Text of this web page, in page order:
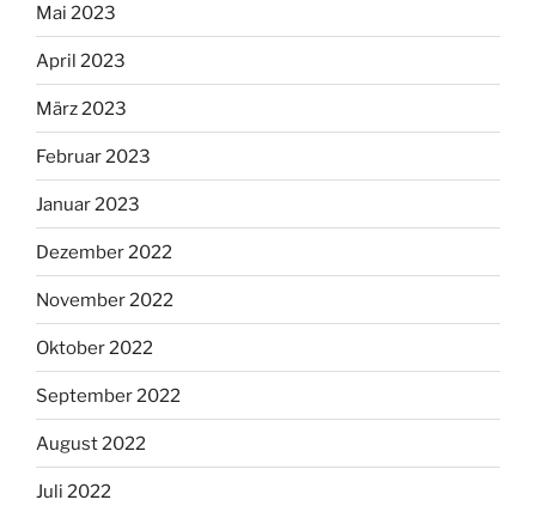
Mai 2023
April 2023
März 2023
Februar 2023
Januar 2023
Dezember 2022
November 2022
Oktober 2022
September 2022
August 2022
Juli 2022